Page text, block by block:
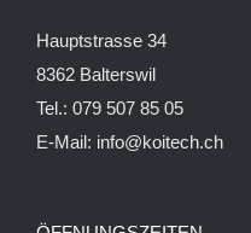
Hauptstrasse 34
8362 Balterswil
Tel.: 079 507 85 05
E-Mail: info@koitech.ch